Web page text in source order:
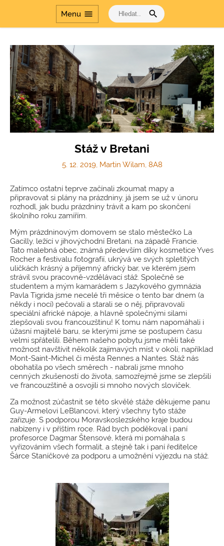
Menu menu search
Stáž v Bretani
5. 12. 2019, Martin Wilam, 8A8
Zatímco ostatní teprve začínali zkoumat mapy a
připravovat si plány na prázdniny, já jsem se už v únoru
rozhodl, jak budu prázdniny trávit a kam po skončení
školního roku zamířím.
Mým prázdninovým domovem se stalo městečko La
Gacilly, ležící v jihovýchodní Bretani, na západě Francie.
Tato malebná obec, známá především díky kosmetice Yves
Rocher a festivalu fotografií, ukrývá ve svých spletitých
uličkách krásný a příjemný africký bar, ve kterém jsem
strávil svou pracovně-vzdělávací stáž. Společně se
studentem a mým kamarádem s Jazykového gymnázia
Pavla Tigrida jsme necelé tři měsíce o tento bar dnem (a
někdy i nocí) pečovali a starali se o něj, připravovali
speciální africké nápoje, a hlavně společnými silami
zlepšovali svou francouzštinu! K tomu nám napomáhali i
úžasní majitelé baru, se kterými jsme se postupem času
velmi spřátelili. Během našeho pobytu jsme měli také
možnost navštívit několik zajímavých míst v okolí, například
Mont-Saint-Michel či města Rennes a Nantes. Stáž nás
obohatila po všech směrech - nabrali jsme mnoho
cenných zkušeností do života, samozřejmě jsme se zlepšili
ve francouzštině a osvojili si mnoho nových slovíček.
Za možnost zúčastnit se této skvělé stáže děkujeme panu
Guy-Armelovi LeBlancovi, který všechny tyto stáže
zařizuje. S podporou Moravskoslezského kraje budou
nabízeny i v příštím roce. Rád bych poděkoval i paní
profesorce Dagmar Štensové, která mi pomáhala s
vyřizováním všech formalit, a stejně tak i paní ředitelce
Šárce Staníčkové za podporu a umožnění výjezdu na stáž.